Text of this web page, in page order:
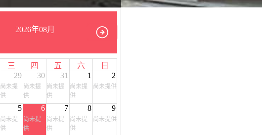
2026年08月
三 四 五 六
日
29
尚未提
供
30
尚未提
供
31
尚未提
供
1
尚未提
供
2
尚未提供
5
尚未提
供
6
尚未提
供
7
尚未提
供
8
尚未提
供
9
尚未提供